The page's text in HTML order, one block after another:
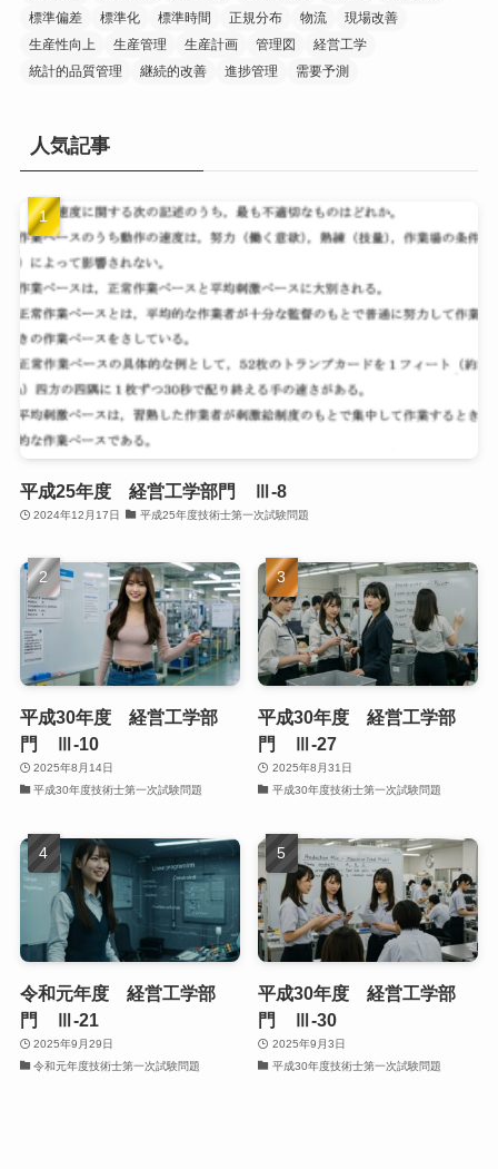
標準偏差
標準化 標準時間 正規分布 物流
現場改善
生産性向上
生産管理 生産計画 管理図
経営工学
統計的品質管理
継続的改善 進捗管理 需要予測
人気記事
平成25年度 経営工学部門 Ⅲ-8
2024年12月17日 平成25年度技術士第一次試験問題
平成30年度 経営工学部
門 Ⅲ-10
2025年8月14日
平成30年度技術士第一次試験問題
平成30年度 経営工学部
門 Ⅲ-27
2025年8月31日
平成30年度技術士第一次試験問題
令和元年度 経営工学部
門 Ⅲ-21
2025年9月29日
令和元年度技術士第一次試験問題
平成30年度 経営工学部
門 Ⅲ-30
2025年9月3日
平成30年度技術士第一次試験問題